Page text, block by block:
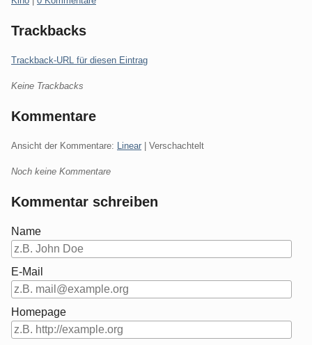
Trackbacks
Trackback-URL für diesen Eintrag
Keine Trackbacks
Kommentare
Ansicht der Kommentare: Linear | Verschachtelt
Noch keine Kommentare
Kommentar schreiben
Name
E-Mail
Homepage